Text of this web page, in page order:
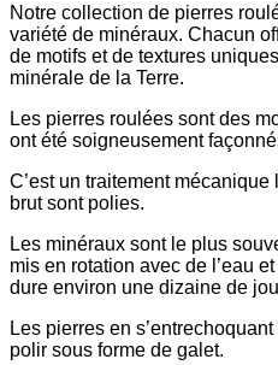
Notre collection de pierres
variété de minéraux. Chacun
de motifs et de textures
minérale de la Terre.
Les pierres roulées sont des
ont été soigneusement
C’est un traitement
brut sont polies.
Les minéraux sont le plus
mis en rotation avec de l’eau
dure environ une dizaine de
Les pierres en
polir sous forme de galet.